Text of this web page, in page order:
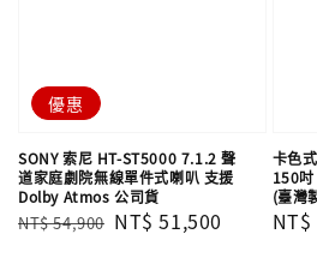
優惠
SONY 索尼 HT-ST5000 7.1.2 聲
道家庭劇院無線單件式喇叭 支援
Dolby Atmos 公司貨
Regular
NT$ 54,900 Sale
NT$ 51,500
卡色
150
(臺灣